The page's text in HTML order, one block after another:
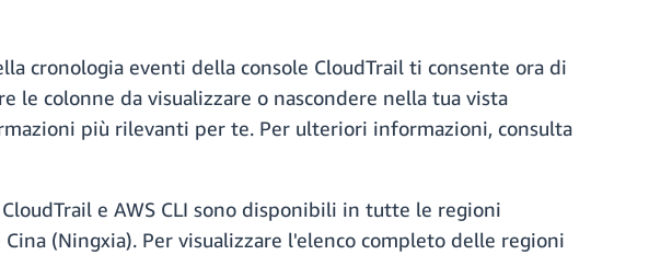
cronologia eventi della console CloudTrail ti consente ora di
le colonne da visualizzare o nascondere nella tua vista
più rilevanti per te. Per ulteriori informazioni, consulta
e AWS CLI sono disponibili in tutte le regioni
(Ningxia). Per visualizzare l'elenco completo delle regioni